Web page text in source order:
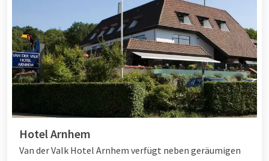
Hotel Arnhem
Van der Valk Hotel Arnhem verfügt neben geräumigen